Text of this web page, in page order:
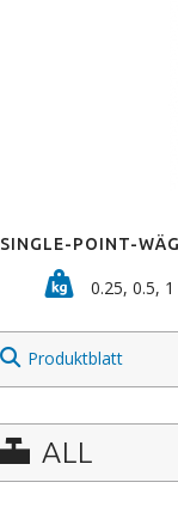
SINGLE-POINT-
0.25, 0.5, 1
Produktblatt
ALL